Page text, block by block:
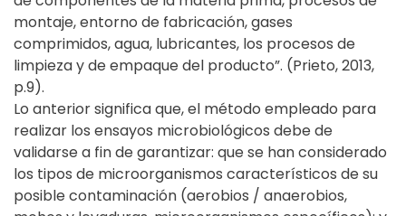
montaje, entorno de fabricación, gases
comprimidos, agua, lubricantes, los procesos de
limpieza y de empaque del producto”. (Prieto, 2013,
p.9).
Lo anterior significa que, el método empleado para
realizar los ensayos microbiológicos debe de
validarse a fin de garantizar: que se han considerado
los tipos de microorganismos característicos de su
posible contaminación (aerobios / anaerobios,